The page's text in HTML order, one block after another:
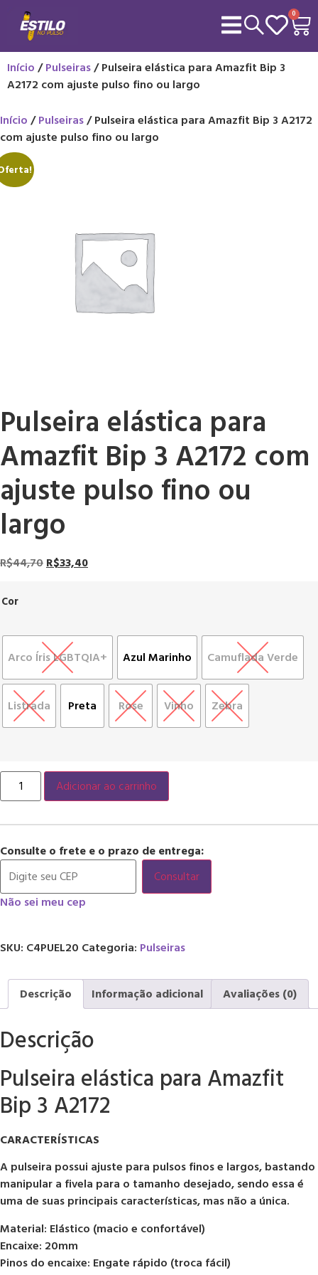
0
Início /Pulseiras/ Pulseira elástica para Amazfit Bip 3
A2172 com ajuste pulso fino ou largo
Início /Pulseiras/ Pulseira elástica para Amazfit Bip 3 A2172
com ajuste pulso fino ou largo
Pulseira elástica para
Amazfit Bip 3 A2172 com
ajuste pulso fino ou
largo
R$44,70 R$33,40
Cor
Arco Íris LGBTQIA+ Azul Marinho Camuflada Verde
Listrada Preta Rose Vinho Zebra
Adicionar ao carrinho
Consulte o frete e o prazo de entrega:
Consultar
Não sei meu cep
SKU: C4PUEL20 Categoria: Pulseiras
Descrição Informação adicional Avaliações (0)
Descrição
Pulseira elástica para Amazfit
Bip 3 A2172
CARACTERÍSTICAS
A pulseira possui ajuste para pulsos finos e largos, bastando
manipular a fivela para o tamanho desejado, sendo essa é
uma de suas principais características, mas não a única.
Material: Elástico (macio e confortável)
Encaixe: 20mm
Pinos do encaixe: Engate rápido (troca fácil)